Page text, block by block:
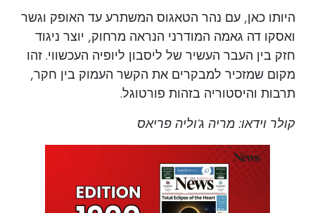
היותו כאן, עם נהר הטאגוס המשתרע עד האופק וגשר
ואסקו דה גאמה המודרני הנראה מרחוק, יוצר ניגוד
חזק בין העבר העשיר של ליסבון ליופיה העכשווי. זהו
מקום שמזכיר למבקרים את הקשר העמוק בין חקר,
תרבות והיסטוריה בזהות פורטוגל.
קולר וידאו: מריה ג'וליה פריאס